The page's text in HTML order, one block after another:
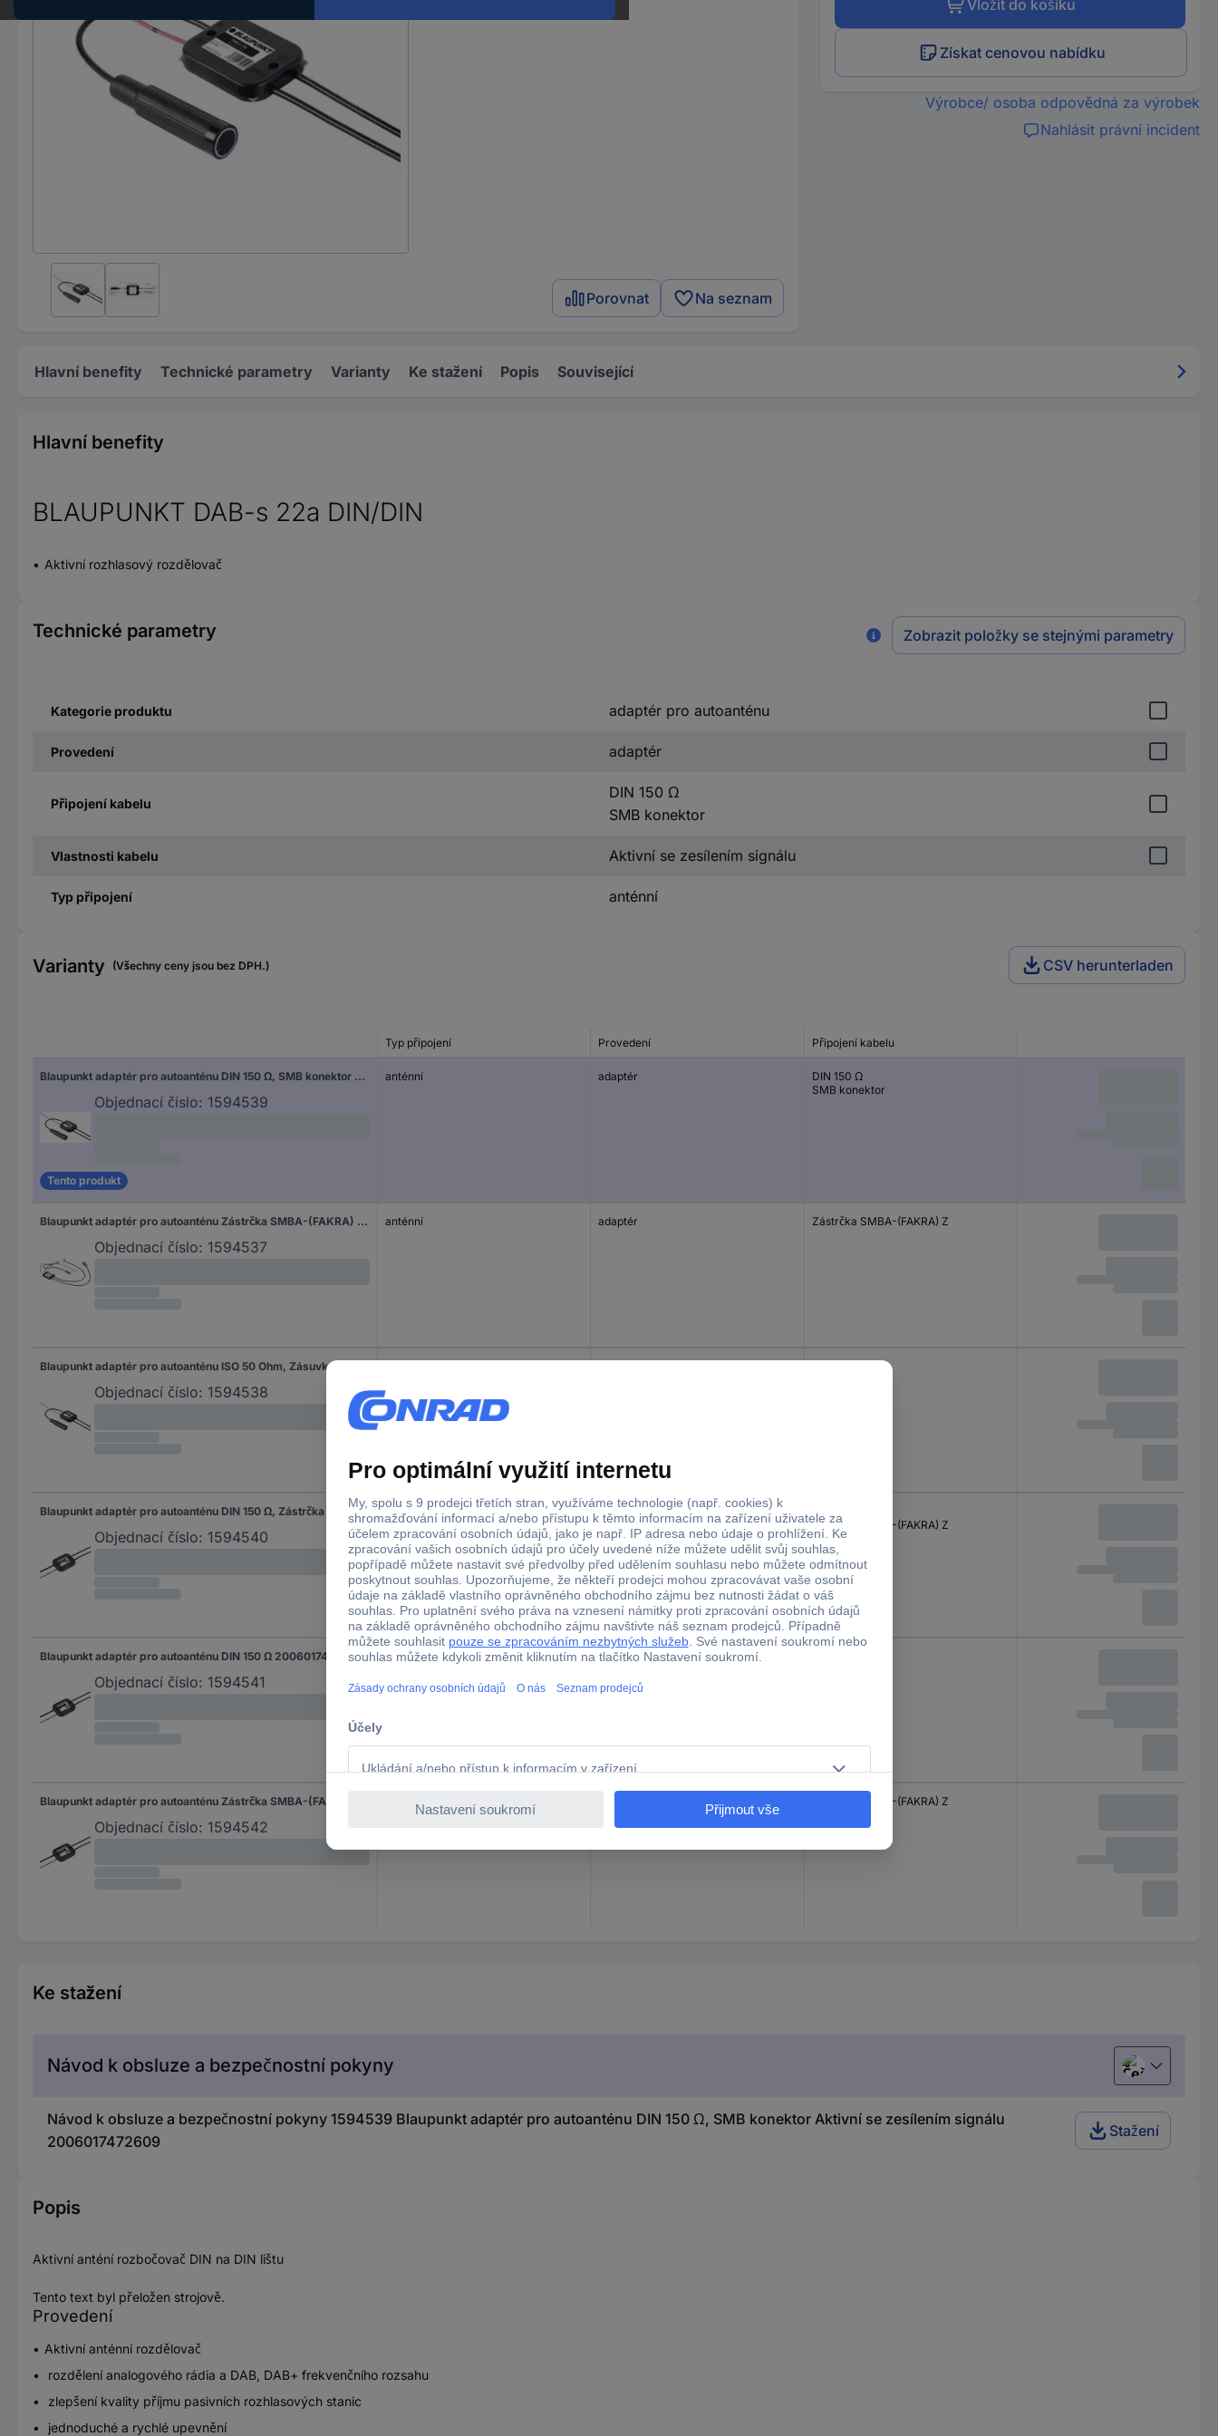
Porovnat Na seznam
Vložit do košíku
Získat cenovou nabídku
Výrobce/ osoba odpovědná za výrobek
Nahlásit právní incident
Hlavní benefity Technické parametry Varianty Ke stažení Popis Související
Hlavní benefity
BLAUPUNKT DAB-s 22a DIN/DIN
Aktivní rozhlasový rozdělovač
Technické parametry Zobrazit položky se stejnými parametry
Kategorie produktu adaptér pro autoanténu
Provedení adaptér
Připojení kabelu
DIN 150 Ω
SMB konektor
Vlastnosti kabelu Aktivní se zesílením signálu
Typ připojení anténní
Varianty (Všechny ceny jsou bez DPH.) CSV herunterladen
Typ připojení Provedení Připojení kabelu
Blaupunkt adaptér pro autoanténu DIN 150 Ω, SMB konektor Aktivní se zesílením signálu 2006017472609
Objednací číslo: 1594539
Tento produkt
anténní adaptér
DIN 150 Ω
SMB konektor
Blaupunkt adaptér pro autoanténu Zástrčka SMBA-(FAKRA) Z Aktivní se zesílením signálu 2006017472611
Objednací číslo: 1594537
anténní adaptér Zástrčka SMBA-(FAKRA) Z
Objednací číslo: 1594538
Blaupunkt adaptér pro autoanténu DIN 150 Ω, Zástrčka SMBA-(FAKRA) Z 2006017472410
Objednací číslo: 1594540
DIN 150 Ω
Zástrčka SMBA-(FAKRA) Z
Blaupunkt adaptér pro autoanténu DIN 150 Ω 2006017472409
Objednací číslo: 1594541
konektor DIN adaptér
Objednací číslo: 1594542
Zástrčka SMBA-(FAKRA) Z
Ke stažení
Návod k obsluze a bezpečnostní pokyny Čeština
Návod k obsluze a bezpečnostní pokyny 1594539 Blaupunkt adaptér pro autoanténu DIN 150 Ω, SMB konektor Aktivní se zesílením signálu
2006017472609
Stažení
Popis
Aktivní anténí rozbočovač DIN na DIN lištu
Tento text byl přeložen strojově.
Provedení
Aktivní anténní rozdělovač
rozdělení analogového rádia a DAB, DAB+ frekvenčního rozsahu
zlepšení kvality příjmu pasivních rozhlasových stanic
jednoduché a rychlé upevnění